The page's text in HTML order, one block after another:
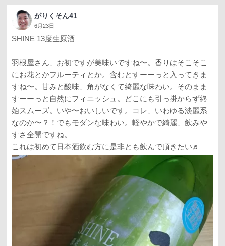
がりくそん41
6月23日
SHINE 13度生原酒
羽根屋さん、お初ですが美味いですね〜。香りはそこそこ
にお花とかフルーティとか。含むとすーーっと入ってきま
すね〜。甘みと酸味、角がなくて綺麗な味わい。そのまま
すーーっと自然にフィニッシュ。どこにも引っ掛からず終
始スムーズ。いや〜おいしいです。コレ、いわゆる淡麗系
なのか〜？！でもモダンな味わい。軽やかで綺麗、飲みや
すさ全開ですね。
これは初めて日本酒飲む方に是非とも飲んで頂きたい♬